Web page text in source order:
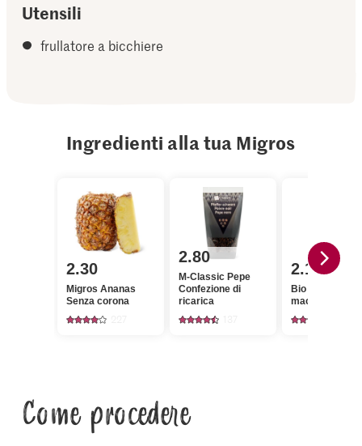
Utensili
frullatore a bicchiere
Ingredienti alla tua Migros
2.30
Migros Ananas
Senza corona
2.80
M-Classic Pepe
Confezione di
ricarica
2.10
Bio Curcuma
macinata
Come procedere